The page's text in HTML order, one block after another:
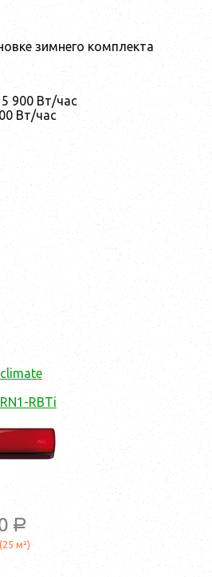
зимнего комплекта
5 900 Вт/час
Вт/час
RBTi
a
м²)